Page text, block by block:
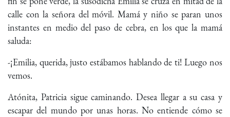
calle con la señora del móvil. Mamá y niño se paran unos
instantes en medio del paso de cebra, en los que la mamá
saluda:
-¡Emilia, querida, justo estábamos hablando de ti! Luego nos
vemos.
Atónita, Patricia sigue caminando. Desea llegar a su casa y
escapar del mundo por unas horas. No entiende cómo se